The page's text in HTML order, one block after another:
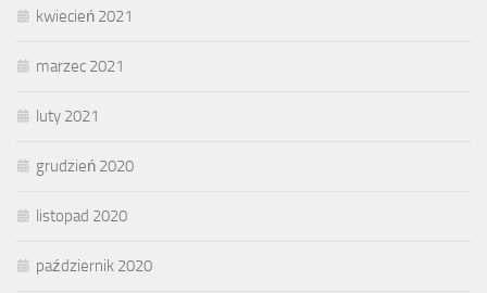
kwiecień 2021
marzec 2021
luty 2021
grudzień 2020
listopad 2020
październik 2020